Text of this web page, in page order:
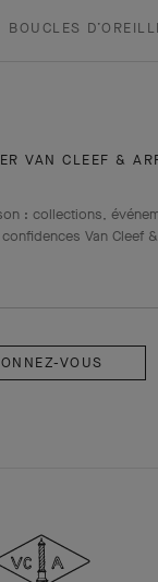
BOUCLES
VAN CLEEF &
: collections,
Van Cleef
Arpels